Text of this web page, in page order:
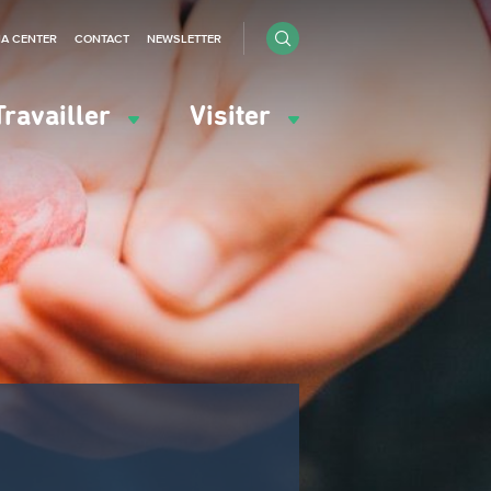
Visiter
CENTER CONTACT NEWSLETTER